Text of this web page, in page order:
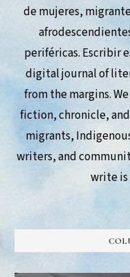
de mujeres,
periféricas. Escribir
digital journal of
from the margins.
fiction, chronicle,
migrants,
writers, and
write is